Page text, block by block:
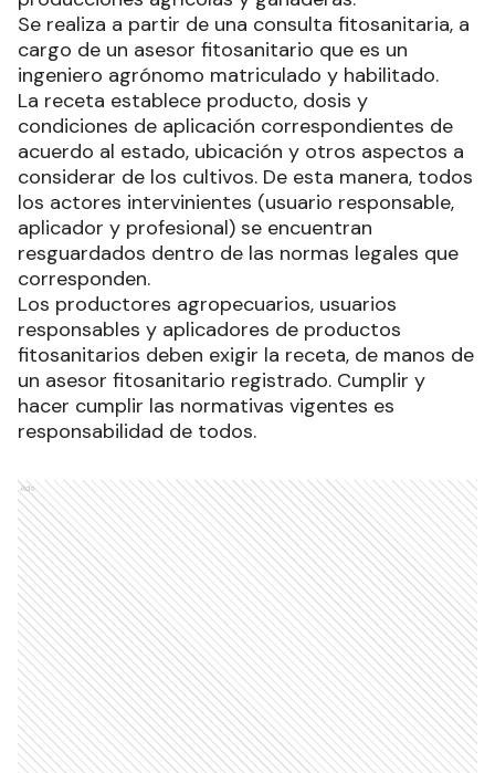
Se realiza a partir de una consulta fitosanitaria, a
cargo de un asesor fitosanitario que es un
ingeniero agrónomo matriculado y habilitado.
La receta establece producto, dosis y
condiciones de aplicación correspondientes de
acuerdo al estado, ubicación y otros aspectos a
considerar de los cultivos. De esta manera, todos
los actores intervinientes (usuario responsable,
aplicador y profesional) se encuentran
resguardados dentro de las normas legales que
corresponden.
Los productores agropecuarios, usuarios
responsables y aplicadores de productos
fitosanitarios deben exigir la receta, de manos de
un asesor fitosanitario registrado. Cumplir y
hacer cumplir las normativas vigentes es
responsabilidad de todos.
Ads